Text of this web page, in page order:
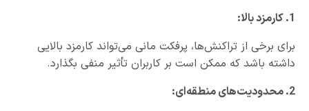
1. کارمزد بالا:
برای برخی از تراکنش‌ها، پرفکت مانی می‌تواند کارمزد بالایی
داشته باشد که ممکن است بر کاربران تأثیر منفی بگذارد.
2. محدودیت‌های منطقه‌ای: